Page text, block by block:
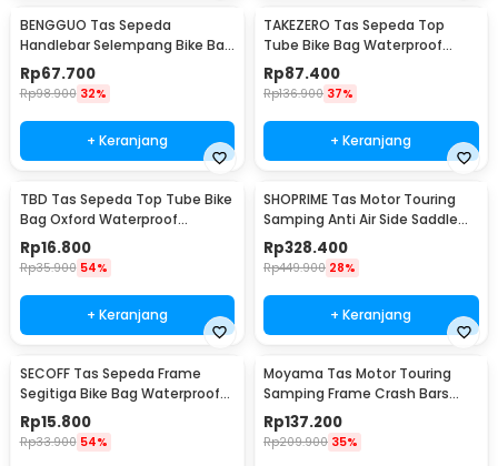
BENGGUO Tas Sepeda
Handlebar Selempang Bike Bag
Waterproof Multifungsi - P200
Rp67.700
Rp98.900 32%
+ Keranjang
TAKEZERO Tas Sepeda Top
Tube Bike Bag Waterproof
Holder HP 6.8 Inch - TZ47
Rp87.400
Rp136.900 37%
+ Keranjang
TBD Tas Sepeda Top Tube Bike
Bag Oxford Waterproof
Kapasitas Besar - TB01
Rp16.800
Rp35.900 54%
+ Keranjang
SHOPRIME Tas Motor Touring
Samping Anti Air Side Saddle
Bag - SH58L
Rp328.400
Rp449.900 28%
+ Keranjang
SECOFF Tas Sepeda Frame
Segitiga Bike Bag Waterproof
Kapasitas Besar - SF20
Rp15.800
Rp33.900 54%
Moyama Tas Motor Touring
Samping Frame Crash Bars
Waterproof Bag 8L - INU27
Rp137.200
Rp209.900 35%